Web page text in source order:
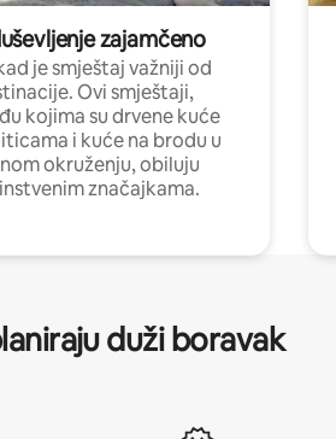
zajamčeno
je smještaj važniji od
Ovi smještaji,
kojima su drvene kuće
i kuće na brodu u
okruženju, obiluju
značajkama.
duži boravak